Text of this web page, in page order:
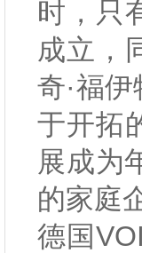
时，只
成立，
奇·福
于开拓
展成为
的家庭
德国